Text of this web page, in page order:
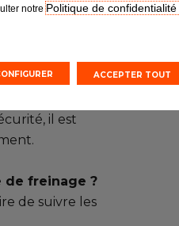
?
de freinage
préserver
il est
de freinage ?
de suivre les
notrePolitique de confidentialité
CONFIGURER ACCEPTER TOUT